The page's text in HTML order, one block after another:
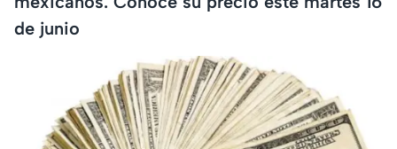
de junio